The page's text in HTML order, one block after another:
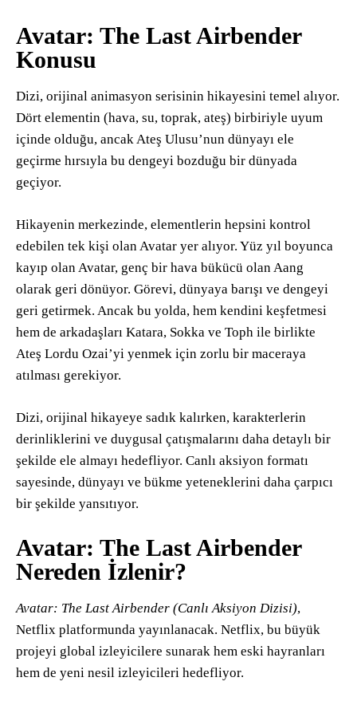
Avatar: The Last Airbender
Konusu
Dizi, orijinal animasyon serisinin hikayesini temel alıyor.
Dört elementin (hava, su, toprak, ateş) birbiriyle uyum
içinde olduğu, ancak Ateş Ulusu’nun dünyayı ele
geçirme hırsıyla bu dengeyi bozduğu bir dünyada
geçiyor.
Hikayenin merkezinde, elementlerin hepsini kontrol
edebilen tek kişi olan Avatar yer alıyor. Yüz yıl boyunca
kayıp olan Avatar, genç bir hava bükücü olan Aang
olarak geri dönüyor. Görevi, dünyaya barışı ve dengeyi
geri getirmek. Ancak bu yolda, hem kendini keşfetmesi
hem de arkadaşları Katara, Sokka ve Toph ile birlikte
Ateş Lordu Ozai’yi yenmek için zorlu bir maceraya
atılması gerekiyor.
Dizi, orijinal hikayeye sadık kalırken, karakterlerin
derinliklerini ve duygusal çatışmalarını daha detaylı bir
şekilde ele almayı hedefliyor. Canlı aksiyon formatı
sayesinde, dünyayı ve bükme yeteneklerini daha çarpıcı
bir şekilde yansıtıyor.
Avatar: The Last Airbender
Nereden İzlenir?
Avatar: The Last Airbender (Canlı Aksiyon Dizisi),
Netflix platformunda yayınlanacak. Netflix, bu büyük
projeyi global izleyicilere sunarak hem eski hayranları
hem de yeni nesil izleyicileri hedefliyor.